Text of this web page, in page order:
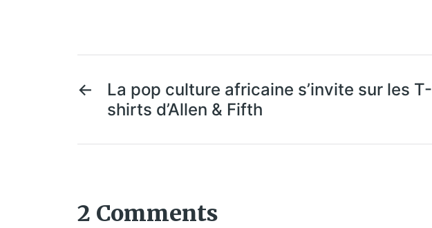
←
La pop culture africaine s’invite sur les T-
shirts d’Allen & Fifth
2 Comments